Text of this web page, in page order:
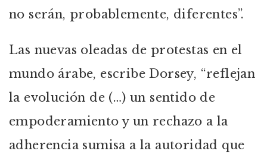
no serán, probablemente, diferentes”.
Las nuevas oleadas de protestas en el
mundo árabe, escribe Dorsey, “reflejan
la evolución de (…) un sentido de
empoderamiento y un rechazo a la
adherencia sumisa a la autoridad que